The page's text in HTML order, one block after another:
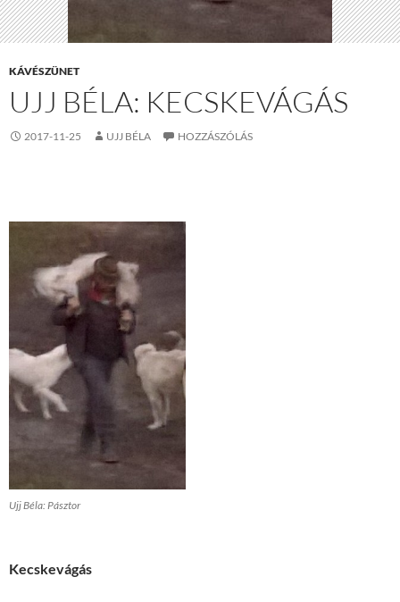
KÁVÉSZÜNET
UJJ BÉLA: KECSKEVÁGÁS
2017-11-25 UJJ BÉLA HOZZÁSZÓLÁS
Ujj Béla: Pásztor
Kecskevágás